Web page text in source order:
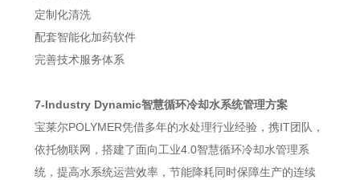
定制化清洗
配套智能化加药软件
完善技术服务体系
7-Industry Dynamic智慧循环冷却水系统管理方案
宝莱尔POLYMER凭借多年的水处理行业经验，携IT团队，
依托物联网，搭建了面向工业4.0智慧循环冷却水管理系
统，提高水系统运营效率，节能降耗同时保障生产的连续